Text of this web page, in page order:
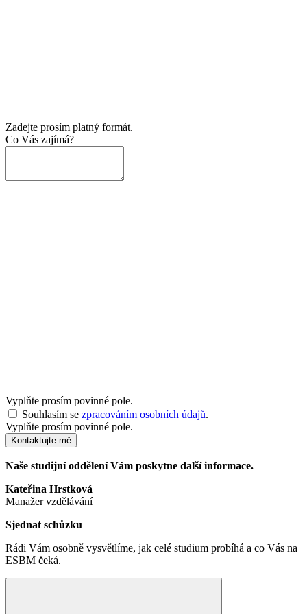
Zadejte prosím platný formát.
Co Vás zajímá?
Vyplňte prosím povinné pole.
Souhlasím se zpracováním osobních údajů.
Vyplňte prosím povinné pole.
Kontaktujte mě
Naše studijní oddělení Vám poskytne další informace.
Kateřina Hrstková
Manažer vzdělávání
Sjednat schůzku
Rádi Vám osobně vysvětlíme, jak celé studium probíhá a co Vás na
ESBM čeká.